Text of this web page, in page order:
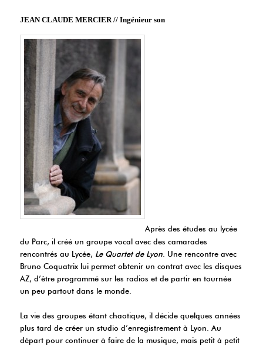
JEAN CLAUDE MERCIER // Ingénieur son
Après des études au lycée
du Parc, il créé un groupe vocal avec des camarades
rencontrés au Lycée, Le Quartet de Lyon . Une rencontre avec
Bruno Coquatrix lui permet obtenir un contrat avec les disques
AZ, d’être programmé sur les radios et de partir en tournée
un peu partout dans le monde.
La vie des groupes étant chaotique, il décide quelques années
plus tard de créer un studio d’enregistrement à Lyon. Au
départ pour continuer à faire de la musique, mais petit à petit